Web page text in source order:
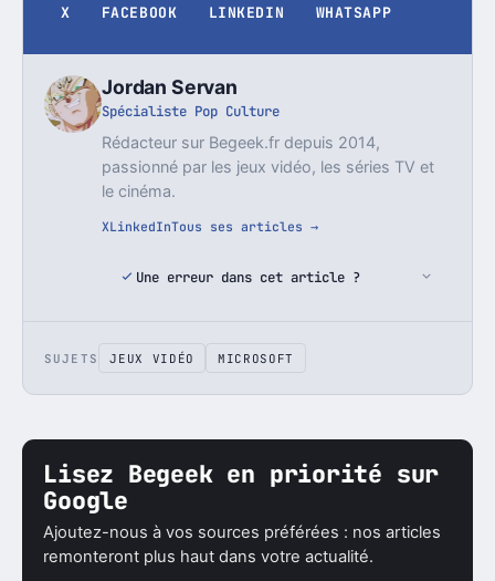
X FACEBOOK LINKEDIN WHATSAPP
Jordan Servan
Spécialiste Pop Culture
Rédacteur sur Begeek.fr depuis 2014,
passionné par les jeux vidéo, les séries TV et
le cinéma.
XLinkedInTous ses articles →
Une erreur dans cet article ?
SUJETS JEUX VIDÉO MICROSOFT
Lisez Begeek en priorité sur
Google
Ajoutez-nous à vos sources préférées : nos articles
remonteront plus haut dans votre actualité.